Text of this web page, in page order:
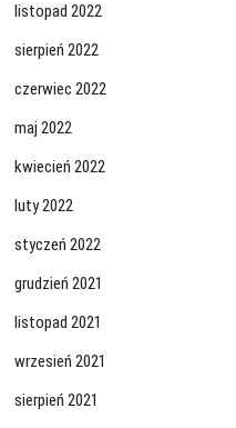
listopad 2022
sierpień 2022
czerwiec 2022
maj 2022
kwiecień 2022
luty 2022
styczeń 2022
grudzień 2021
listopad 2021
wrzesień 2021
sierpień 2021